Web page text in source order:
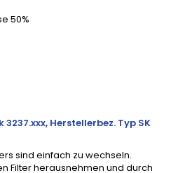
50%
Herstellerbez. Typ SK
sind einfach zu wechseln.
Filter herausnehmen und durch